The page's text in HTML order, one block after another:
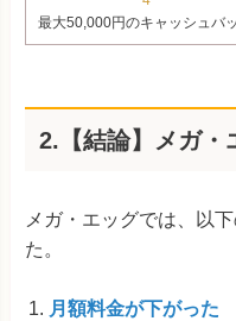
最大50,000円のキャッシュバ
2.【結論】メガ・
メガ・エッグでは、以
た。
月額料金が下がった